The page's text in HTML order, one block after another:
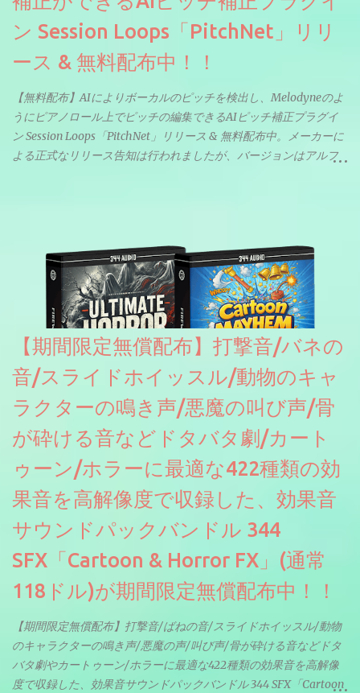
ン Session Loops「PitchNet」リリ
ース & 無料配布中！！
【無料配布】AIによりボーカルのピッチを検出し、Melodyneのよ
うにピアノロール上でピッチの編集できるAIピッチ補正プラグイ
ン Session Loops「PitchNet」リリース & 無料配布中。メーカーに
よる正式なリリース告知は行われましたが、バージョンはアルフ
のあるDrumNetのメーカーです。調べたところによるとオープン
ソースを元に設計・改良した製品のようです。
【期間限定無償配布】打撃音/バネの
音/スライドホイッスル/動物のキャ
ラクターの鳴き声/悪魔の叫び声/骨
が砕ける音などドタバタ劇/カート
ゥーン/ホラーに最適な422種類の効
果音を高解像度で収録した、効果音
サウンドパックバンドル 344
SFX「Cartoon & Horror FX」(通常
118ドル)が期間限定無償配布中！！
【期間限定無償配布】打撃音/ばねの音/スライドホイッスル/動物
のキャラクターの鳴き声/悪魔の声/叫び声/骨が砕ける音などドタ
バタ劇やカートゥーン/ホラーに最適な422種類の効果音を高解像
度で収録した、効果音サウンドパックバンドル 344 SFX「Cartoon